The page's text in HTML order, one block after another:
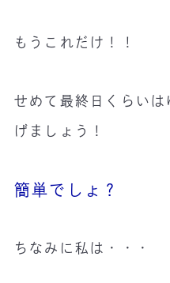
もうこれだけ！！
せめて最終日くらい
げましょう！
簡単でしょ？
ちなみに私は・・・